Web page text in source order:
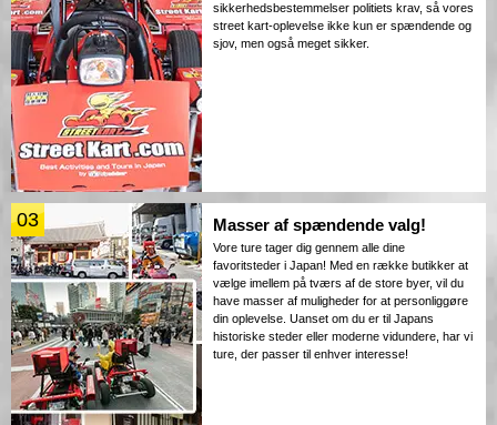
sikkerhedsbestemmelser politiets krav, så vores
street kart-oplevelse ikke kun er spændende og
sjov, men også meget sikker.
03 Masser af spændende valg!
Vore ture tager dig gennem alle dine
favoritsteder i Japan! Med en række butikker at
vælge imellem på tværs af de store byer, vil du
have masser af muligheder for at personliggøre
din oplevelse. Uanset om du er til Japans
historiske steder eller moderne vidundere, har vi
ture, der passer til enhver interesse!